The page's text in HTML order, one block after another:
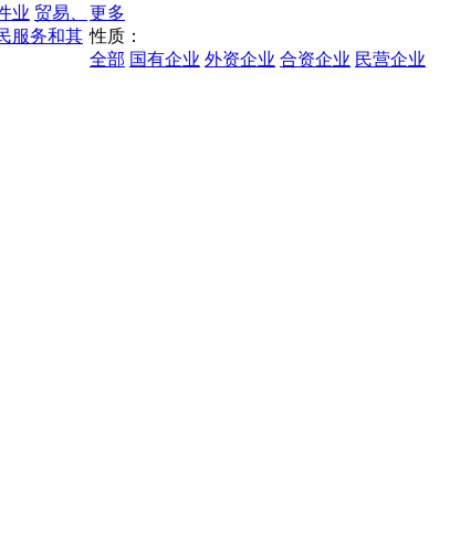
业 贸易、
服务和其
更多
性质：
全部 国有企业 外资企业 合资企业 民营企业